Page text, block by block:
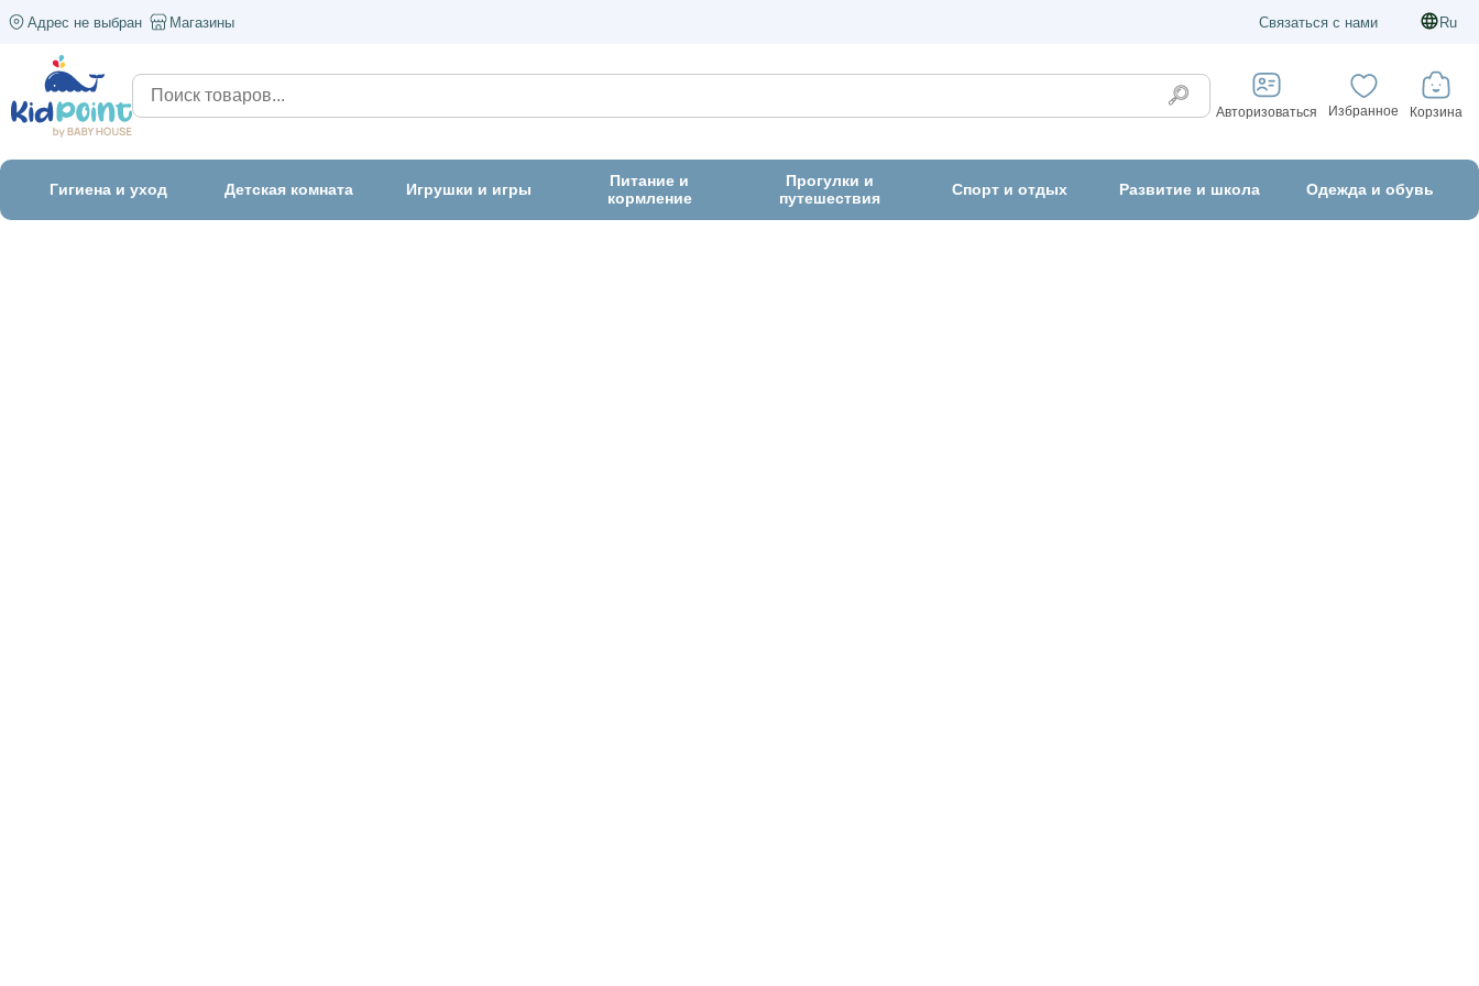
Адрес не выбран Магазины Связаться с нами Ru
Авторизоваться Избранное Корзина
Гигиена и уход Детская комната Игрушки и игры
Питание и
кормление
Прогулки и
путешествия
Спорт и отдых Развитие и школа Одежда и обувь